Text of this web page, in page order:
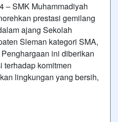
– SMK Muhammadiyah
prestasi gemilang
ajang Sekolah
Sleman kategori SMA,
ini diberikan
terhadap komitmen
lingkungan yang bersih,